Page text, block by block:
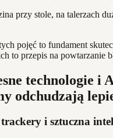
pojęć to fundament
to przepis na powtarzanie
technologie i
odchudzają
i sztuczna